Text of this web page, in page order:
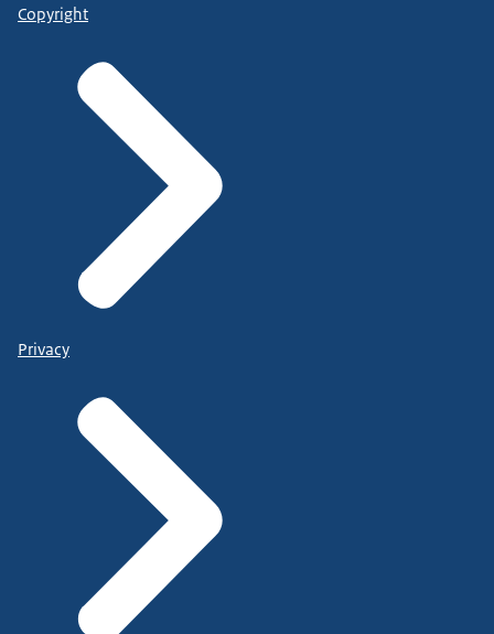
Copyright
Privacy